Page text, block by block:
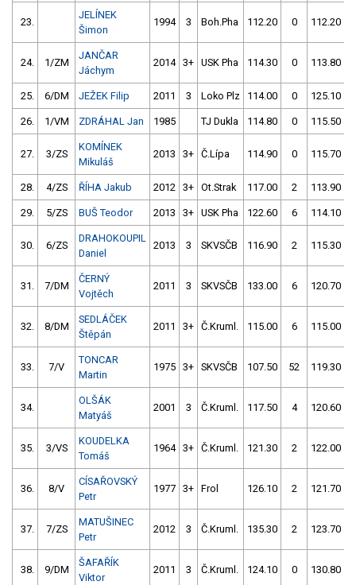
23.
JELÍNEK
Šimon
1994 3 Boh.Pha 112.20 0 112.20
24. 1/ZM
JANČAR
Jáchym
2014 3+ USK Pha 114.30 0 113.80
25. 6/DM JEŽEK Filip 2011 3 Loko Plz 114.00 0 125.10
26. 1/VM ZDRÁHAL Jan 1985 TJ Dukla 114.80 0 115.50
27. 3/ZS
KOMÍNEK
Mikuláš
2013 3+ Č.Lípa 114.90 0 115.70
28. 4/ZS ŘÍHA Jakub 2012 3+ Ot.Strak 117.00 2 113.90
29. 5/ZS BUŠ Teodor 2013 3+ USK Pha 122.60 6 114.10
30. 6/ZS
DRAHOKOUPIL
Daniel
2013 3 SKVSČB 116.90 2 115.30
31. 7/DM
ČERNÝ
Vojtěch
2011 3 SKVSČB 133.00 6 120.70
32. 8/DM
SEDLÁČEK
Štěpán
2011 3+ Č.Kruml. 115.00 6 115.00
33. 7/V
TONCAR
Martin
1975 3+ SKVSČB 107.50 52 119.30
34.
OLŠÁK
Matyáš
2001 3 Č.Kruml. 117.50 4 120.60
35. 3/VS
KOUDELKA
Tomáš
1964 3+ Č.Kruml. 121.30 2 122.00
36. 8/V
CÍSAŘOVSKÝ
Petr
1977 3+ Frol 126.10 2 121.70
37. 7/ZS
MATUŠINEC
Petr
2012 3 Č.Kruml. 135.30 2 123.70
38. 9/DM
ŠAFAŘÍK
Viktor
2011 3 Č.Kruml. 124.10 0 130.80